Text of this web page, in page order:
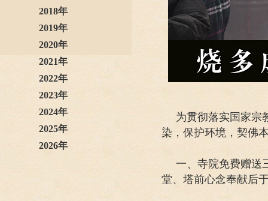
2018年
2019年
2020年
2021年
2022年
2023年
2024年
2025年
2026年
为贯彻落实国家宗
染，保护环境，契佛
一、寺院免费赠送
堂、塔前心念奉献后